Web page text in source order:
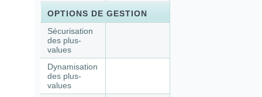
OPTIONS DE GESTION
Sécurisation
des plus-
values
Dynamisation
des plus-
values